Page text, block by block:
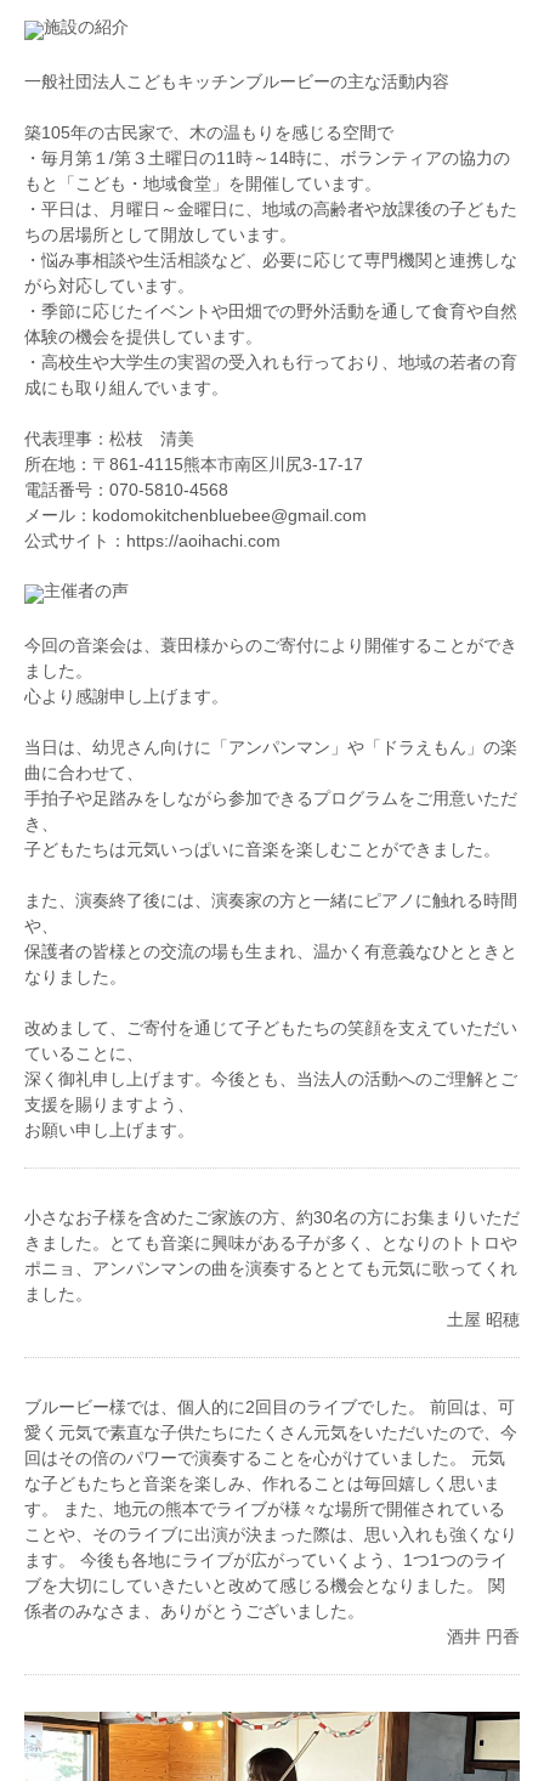
う思いから卒業後は一般企業に就職。現在は法律関係
世代に向けたアウトリーチや演奏を行う、「2足の草
施設の紹介
一般社団法人こどもキッチンブルービーの主な活動内容
築105年の古民家で、木の温もりを感じる空間で
・毎月第１/第３土曜日の11時～14時に、ボランティアの協力の
もと「こども・地域食堂」を開催しています。
・平日は、月曜日～金曜日に、地域の高齢者や放課後の子どもた
ちの居場所として開放しています。
・悩み事相談や生活相談など、必要に応じて専門機関と連携しな
がら対応しています。
・季節に応じたイベントや田畑での野外活動を通して食育や自然
体験の機会を提供しています。
・高校生や大学生の実習の受入れも行っており、地域の若者の育
成にも取り組んでいます。
代表理事：松枝 清美
所在地：〒861-4115熊本市南区川尻3-17-17
電話番号：070-5810-4568
メール：kodomokitchenbluebee@gmail.com
公式サイト：https://aoihachi.com
主催者の声
今回の音楽会は、蓑田様からのご寄付により開催することができ
ました。
心より感謝申し上げます。
当日は、幼児さん向けに「アンパンマン」や「ドラえもん」の楽
曲に合わせて、
手拍子や足踏みをしながら参加できるプログラムをご用意いただ
き、
子どもたちは元気いっぱいに音楽を楽しむことができました。
また、演奏終了後には、演奏家の方と一緒にピアノに触れる時間
や、
保護者の皆様との交流の場も生まれ、温かく有意義なひとときと
なりました。
改めまして、ご寄付を通じて子どもたちの笑顔を支えていただい
ていることに、
深く御礼申し上げます。今後とも、当法人の活動へのご理解とご
支援を賜りますよう、
お願い申し上げます。
小さなお子様を含めたご家族の方、約30名の方にお集まりいただ
きました。とても音楽に興味がある子が多く、となりのトトロや
ポニョ、アンパンマンの曲を演奏するととても元気に歌ってくれ
ました。
土屋 昭穂
ブルービー様では、個人的に2回目のライブでした。 前回は、可
愛く元気で素直な子供たちにたくさん元気をいただいたので、今
回はその倍のパワーで演奏することを心がけていました。 元気
な子どもたちと音楽を楽しみ、作れることは毎回嬉しく思いま
す。 また、地元の熊本でライブが様々な場所で開催されている
ことや、そのライブに出演が決まった際は、思い入れも強くなり
ます。 今後も各地にライブが広がっていくよう、1つ1つのライ
ブを大切にしていきたいと改めて感じる機会となりました。 関
係者のみなさま、ありがとうございました。
酒井 円香